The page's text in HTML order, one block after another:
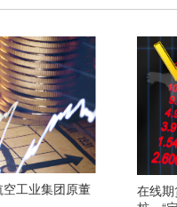
工业集团原董
在线